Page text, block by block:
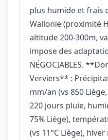
plus humide et frais
Wallonie (proximité
altitude 200-300m,
impose des
NÉGOCIABLES.
Verviers** :
mm/an (vs 850
220 jours pluie,
75% Liège),
(vs 11°C Liège),